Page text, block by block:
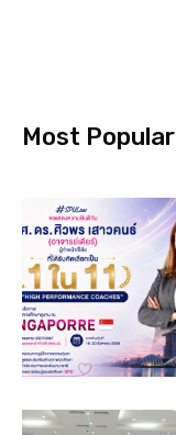
Most Popular